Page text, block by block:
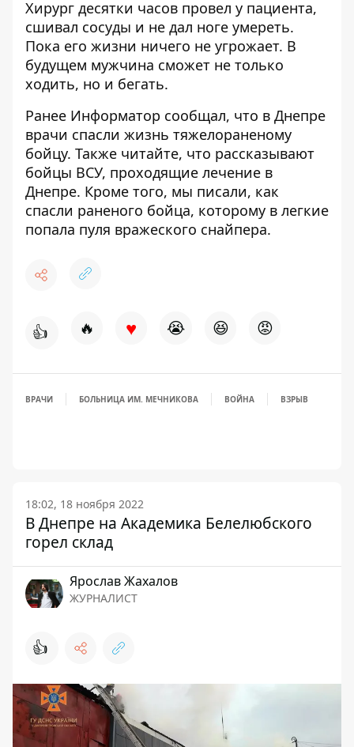
Хирург десятки часов провел у пациента,
сшивал сосуды и не дал ноге умереть.
Пока его жизни ничего не угрожает. В
будущем мужчина сможет не только
ходить, но и бегать.
Ранее Информатор сообщал, что в Днепре
врачи спасли жизнь тяжелораненому
бойцу. Также читайте, что рассказывают
бойцы ВСУ, проходящие лечение в
Днепре. Кроме того, мы писали, как
спасли раненого бойца, которому в легкие
попала пуля вражеского снайпера.
👍 🔥 ♥ 😭 😆 😡
ВРАЧИ БОЛЬНИЦА ИМ. МЕЧНИКОВА ВОЙНА ВЗРЫВ
18:02, 18 ноября 2022
В Днепре на Академика Белелюбского
горел склад
Ярослав Жахалов
ЖУРНАЛИСТ
👍